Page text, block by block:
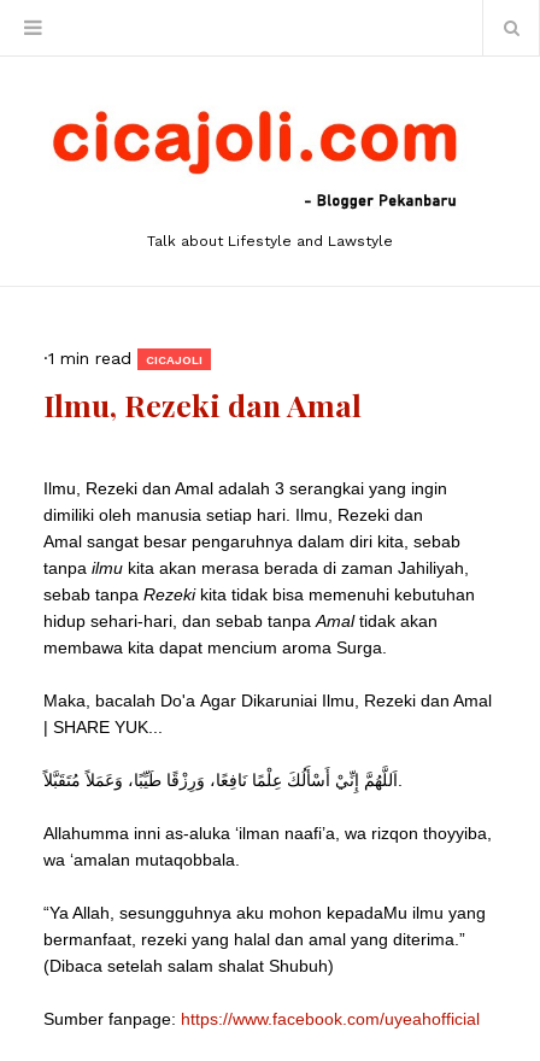
Talk about Lifestyle and Lawstyle
·1 min read CICAJOLI
Ilmu, Rezeki dan Amal
Ilmu, Rezeki dan Amal adalah 3 serangkai yang ingin
dimiliki oleh manusia setiap hari. Ilmu, Rezeki dan
Amal sangat besar pengaruhnya dalam diri kita, sebab
tanpa ilmu kita akan merasa berada di zaman Jahiliyah,
sebab tanpa Rezekikita tidak bisa memenuhi kebutuhan
hidup sehari-hari, dan sebab tanpa Amaltidak akan
membawa kita dapat mencium aroma Surga.
Maka, bacalah Do'a Agar Dikaruniai Ilmu, Rezeki dan Amal
| SHARE YUK...
Allahumma inni as-aluka ‘ilman naafi’a, wa rizqon thoyyiba,
wa ‘amalan mutaqobbala.
“Ya Allah, sesungguhnya aku mohon kepadaMu ilmu yang
bermanfaat, rezeki yang halal dan amal yang diterima.”
(Dibaca setelah salam shalat Shubuh)
Sumber fanpage: https://www.facebook.com/uyeahofficial